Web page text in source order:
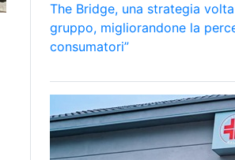
The Bridge, una strategia
gruppo, migliorandone la
consumatori”